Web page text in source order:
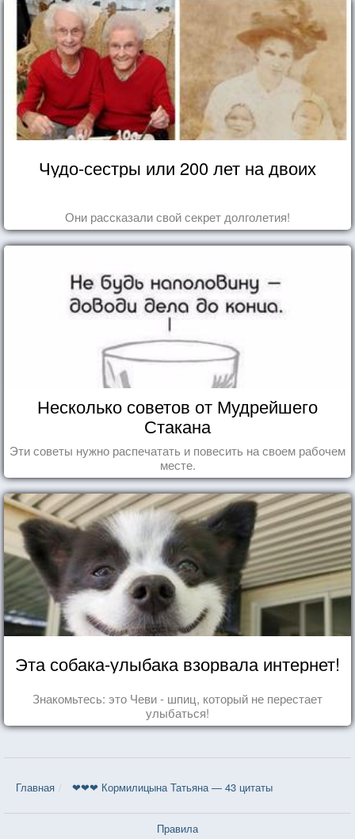
Чудо-сестры или 200 лет на двоих
Они рассказали свой секрет долголетия!
Несколько советов от Мудрейшего
Стакана
Эти советы нужно распечатать и повесить на своем рабочем
месте.
Эта собака-улыбака взорвала интернет!
Знакомьтесь: это Чеви - шпиц, который не перестает
улыбаться!
Главная ❤❤❤ Кормилицына Татьяна — 43 цитаты
Правила